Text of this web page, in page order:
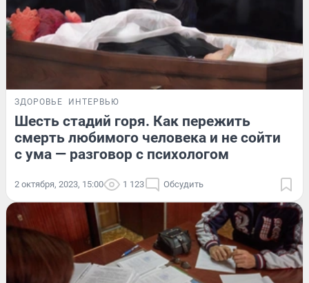
ЗДОРОВЬЕ ИНТЕРВЬЮ
Шесть стадий горя. Как пережить
смерть любимого человека и не сойти
с ума — разговор с психологом
2 октября, 2023, 15:00 1 123 Обсудить